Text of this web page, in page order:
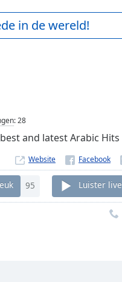
in de wereld!
:28
and latest Arabic Hits
Website
95 Luister live